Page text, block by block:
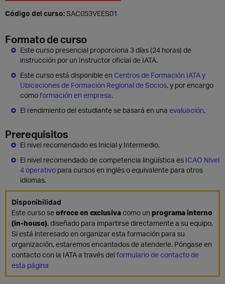
Código del curso:SAC053VEES01
Formato de curso
Este curso presencial proporciona 3 días (24 horas) de
instrucción por un Instructor oficial de IATA.
Este curso está disponible en Centros de Formación IATA y
Ubicaciones de Formación Regional de Socios, y por encargo
comoformación en empresa.
El rendimiento del estudiante se basará en una evaluación.
Prerequisitos
El nivel recomendado es Inicial y Intermedio.
El nivel recomendado de competencia lingüística es ICAO Nivel
4 operativo para cursos en inglés o equivalente para otros
idiomas.
Disponibilidad
Este curso seofrece en exclusivacomo un programa interno
(in-house), diseñado para impartirse directamente a su equipo.
Si está interesado en organizar esta formación para su
organización, estaremos encantados de atenderle. Póngase en
contacto con la IATA a través del formulario de contacto de
esta página